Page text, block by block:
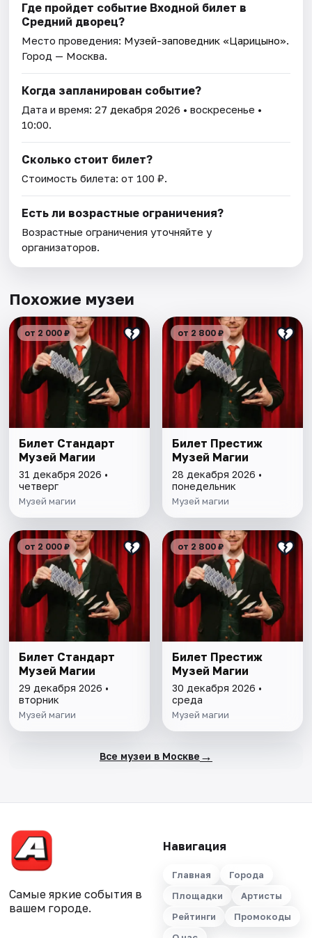
Где пройдет событие Входной билет в
Средний дворец?
Место проведения: Музей-заповедник «Царицыно».
Город — Москва.
Когда запланирован событие?
Дата и время:27 декабря 2026 • воскресенье •
10:00.
Сколько стоит билет?
Стоимость билета: от 100 ₽.
Есть ли возрастные ограничения?
Возрастные ограничения уточняйте у
организаторов.
Похожие музеи
от 2 000 ₽
Билет Стандарт
Музей Магии
31 декабря 2026 •
четверг
Музей магии
от 2 800 ₽
Билет Престиж
Музей Магии
28 декабря 2026 •
понедельник
Музей магии
от 2 000 ₽
Билет Стандарт
Музей Магии
29 декабря 2026 •
вторник
Музей магии
от 2 800 ₽
Билет Престиж
Музей Магии
30 декабря 2026 •
среда
Музей магии
Все музеи в Москве →
Самые яркие события в
вашем городе.
Навигация
Главная
Города
Площадки
Артисты
Рейтинги
Промокоды